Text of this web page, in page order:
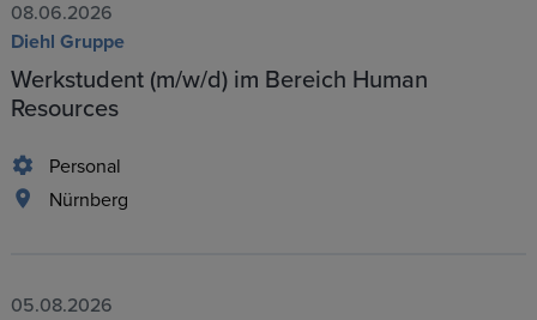
08.06.2026
Diehl Gruppe
Werkstudent (m/w/d) im Bereich Human
Resources
Personal
Nürnberg
05.08.2026